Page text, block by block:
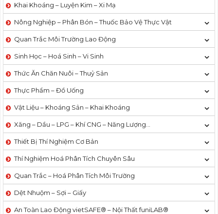
Khai Khoáng – Luyện Kim – Xi Mạ
Nông Nghiệp – Phân Bón – Thuốc Bảo Vệ Thực Vật
Quan Trắc Môi Trường Lao Động
Sinh Học – Hoá Sinh – Vi Sinh
Thức Ăn Chăn Nuôi – Thuỷ Sản
Thực Phẩm – Đồ Uống
Vật Liệu – Khoáng Sản – Khai Khoáng
Xăng – Dầu – LPG – Khí CNG – Năng Lượng…
Thiết Bị Thí Nghiệm Cơ Bản
Thí Nghiệm Hoá Phân Tích Chuyên Sâu
Quan Trắc – Hoá Phân Tích Môi Trường
Dệt Nhuộm – Sợi – Giấy
An Toàn Lao Động vietSAFE® – Nội Thất funiLAB®